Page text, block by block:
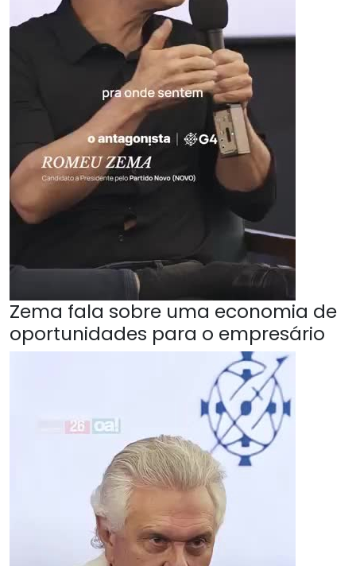
Zema fala sobre uma economia de
oportunidades para o empresário